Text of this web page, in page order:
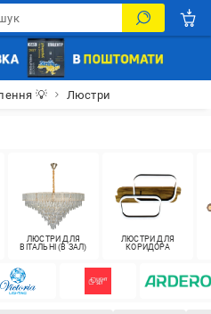
💡 Люстри
ЛЮСТРИ ДЛЯ
ВІТАЛЬНІ (В ЗАЛ)
ЛЮСТРИ ДЛЯ
КОРИДОРА